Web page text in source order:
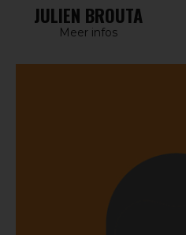
JULIEN BROUTA
Meer infos